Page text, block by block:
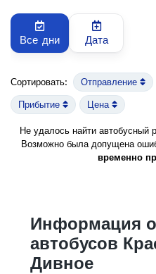
Все дни Дата
Сортировать: Отправление
Прибытие Цена
Не удалось найти автобусный
Возможно была допущена
временно
Информация
автобусов
Дивное